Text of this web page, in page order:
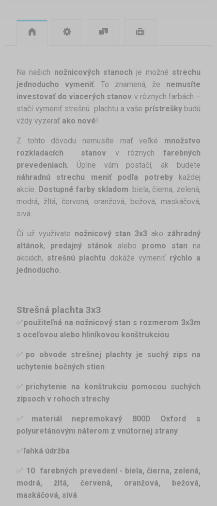
Na našich nožnicových stanoch je možné strechu
jednoducho vymeniť. To znamená, že nemusíte
investovať do viacerých stanov v rôznych farbách –
stačí vymeniť strešnú plachtu a vaše prístrešky budú
vždy vyzerať ako nové!
Z tohto dôvodu nemusíte mať veľké množstvo
rozkladacích stanov v rôznych farebných
prevedeniach . Úplne vám postačí, ak budete
náhradnú strechu meniť podľa potreby každej
akcie. Dostupné farby skladom: biela, čierna, zelená,
modrá, žltá, červená, oranžová, bežová, maskáčová,
sivá.
Či už využívate nožnicový stan 3x3 ako záhradný
altánok, predajný stánok alebo promo stan na
akciách, strešnú plachtu dokáže vymeniťrýchlo a
jednoducho.
Strešná plachta 3x3
✅použiteľná na nožnicový stan s rozmerom 3x3m
s oceľovou alebo hliníkovou konštrukciou
✅ po obvode strešnej plachty je suchý zips na
uchytenie bočných stien
✅ prichytenie na konštrukciu pomocou suchých
zipsoch v rohoch strechy
✅ materiál nepremokavý 800D Oxford s
polyuretánovým náterom z vnútornej strany
✅ľahká údržba
✅ 10 farebných prevedení - biela, čierna, zelená,
modrá, žltá, červená, oranžová, bežová,
maskáčová, sivá